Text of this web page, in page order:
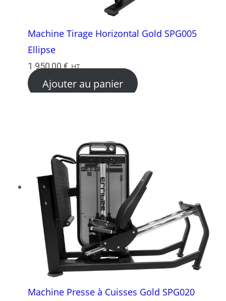
Machine Tirage Horizontal Gold SPG005
Ellipse
1 950,00€ HT
Ajouter au panier
Machine Presse à Cuisses Gold SPG020